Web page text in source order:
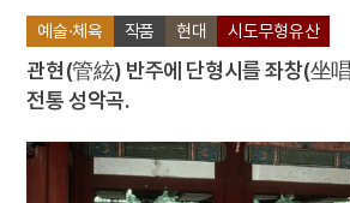
7 삼백초
8 수표
9
이
1 대정실업친목회
2 금성대군
예술·체육 작품 현대 시도무형유산
관현(管絃) 반주에 단형시를 좌창(坐
전통 성악곡.